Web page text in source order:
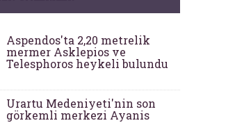
Aspendos'ta 2,20 metrelik
mermer Asklepios ve
Telesphoros heykeli bulundu
Urartu Medeniyeti'nin son
görkemli merkezi Ayanis